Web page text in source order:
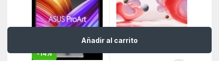
Añadir al carrito
-14%